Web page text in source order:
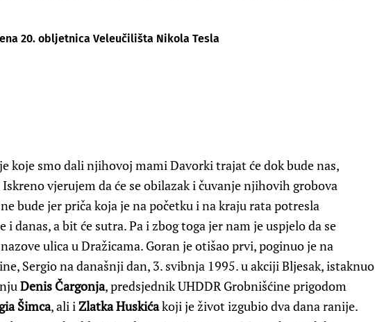
20. obljetnica Veleučilišta Nikola Tesla
koje smo dali njihovoj mami Davorki trajat će dok bude nas,
vjerujem da će se obilazak i čuvanje njihovih grobova
bude jer priča koja je na početku i na kraju rata potresla
i danas, a bit će sutra. Pa i zbog toga jer nam je uspjelo da se
ulica u Dražicama. Goran je otišao prvi, poginuo je na
Sergio na današnji dan, 3. svibnja 1995. u akciji Bljesak, istaknuo
Denis Čargonja, predsjednik UHDDR Grobnišćine prigodom
Šimca, ali iZlatka Huskićakoji je život izgubio dva dana ranije.